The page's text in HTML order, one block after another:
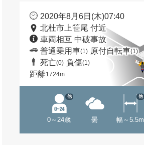
2020年8月6日(木)07:40
北杜市上笹尾 付近
車両相互 中破事故
普通乗用車(1) 原付自転車(1)
死亡(0) 負傷(1)
距離1724m
0～24歳
他
曇 幅～5.5m
他